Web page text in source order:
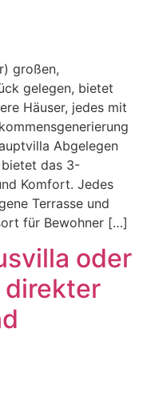
großen,
gelegen, bietet
Häuser, jedes mit
Abgelegen
bietet das 3-
Komfort. Jedes
Terrasse und
für Bewohner […]
oder
direkter